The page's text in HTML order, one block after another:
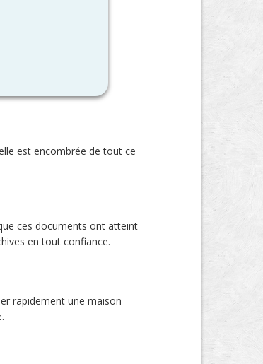
est encombrée de tout ce
ces documents ont atteint
en tout confiance.
rapidement une maison